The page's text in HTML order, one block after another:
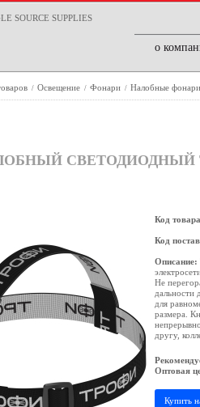
о
/ Освещение / Фонари / Налобные фонари
СВЕТОДИОДНЫЙ
Код
Код
Описание:
Не
дальности
для
размера.
другу,
Оптовая
Купить